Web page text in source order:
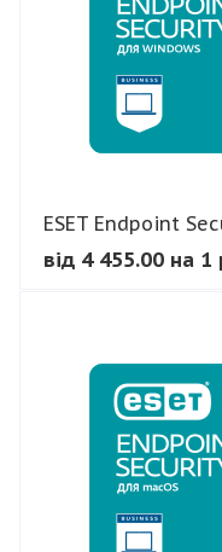
ESET Endpoint
від 4 455.00 на